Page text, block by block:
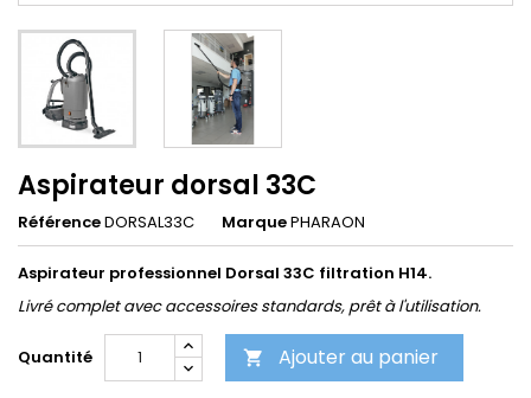
Aspirateur dorsal 33C
RéférenceDORSAL33C MarquePHARAON
Aspirateur professionnel Dorsal 33C filtration H14.
Livré complet avec accessoires standards, prêt à l'utilisation.
Quantité  Ajouter au panier